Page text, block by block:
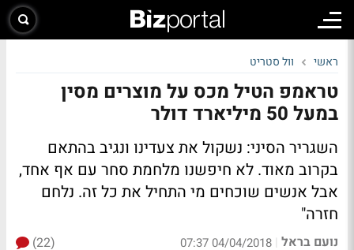
ראשי וול סטריט
טראמפ הטיל מכס על מוצרים מסין
במעל 50 מיליארד דולר
השגריר הסיני: נשקול את צעדינו ונגיב בהתאם
בקרוב מאוד. לא חיפשנו מלחמת סחר עם אף אחד,
אבל אנשים שוכחים מי התחיל את כל זה. נלחם
חזרה"
נועם בראל |
04/04/2018 07:37
(22)